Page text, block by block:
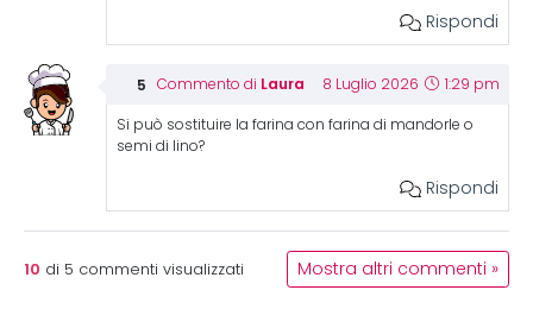
Rispondi
Commento di Laura 8 Luglio 2026 1:29 pm
Si può sostituire la farina con farina di mandorle o
semi di lino?
Rispondi
10 di 5 commenti visualizzati Mostra altri commenti »